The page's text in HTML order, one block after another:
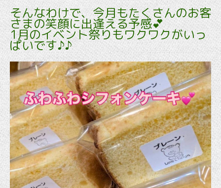
そんなわけで、今月もたくさんのお客
さまの笑顔に出逢える予感💕
1月のイベント祭りもワクワクがいっ
ぱいです♪♪